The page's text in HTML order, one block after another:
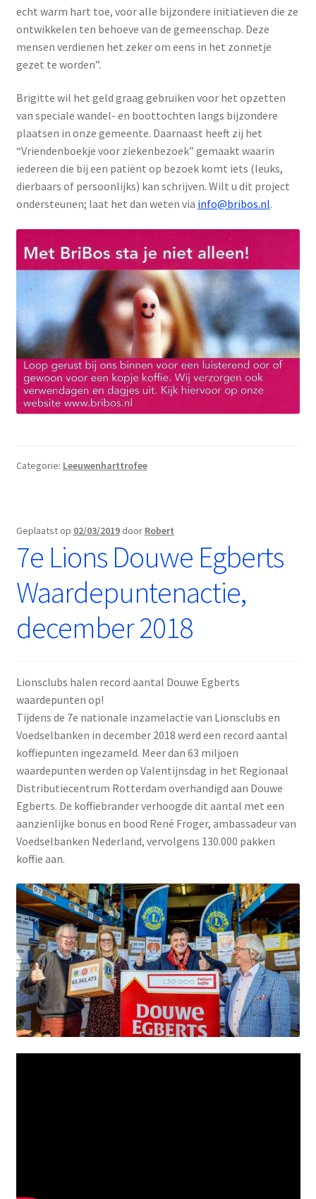
echt warm hart toe, voor alle bijzondere initiatieven die ze
ontwikkelen ten behoeve van de gemeenschap. Deze
mensen verdienen het zeker om eens in het zonnetje
gezet te worden”.
Brigitte wil het geld graag gebruiken voor het opzetten
van speciale wandel- en boottochten langs bijzondere
plaatsen in onze gemeente. Daarnaast heeft zij het
“Vriendenboekje voor ziekenbezoek” gemaakt waarin
iedereen die bij een patiënt op bezoek komt iets (leuks,
dierbaars of persoonlijks) kan schrijven. Wilt u dit project
ondersteunen; laat het dan weten via info@bribos.nl.
Categorie: Leeuwenharttrofee
Geplaatst op 02/03/2019 door Robert
7e Lions Douwe Egberts
Waardepuntenactie,
december 2018
Lionsclubs halen record aantal Douwe Egberts
waardepunten op!
Tijdens de 7e nationale inzamelactie van Lionsclubs en
Voedselbanken in december 2018 werd een record aantal
koffiepunten ingezameld. Meer dan 63 miljoen
waardepunten werden op Valentijnsdag in het Regionaal
Distributiecentrum Rotterdam overhandigd aan Douwe
Egberts. De koffiebrander verhoogde dit aantal met een
aanzienlijke bonus en bood René Froger, ambassadeur van
Voedselbanken Nederland, vervolgens 130.000 pakken
koffie aan.